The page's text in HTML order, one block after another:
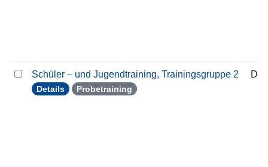
Schüler – und Jugendtraining, Trainingsgruppe 2
Details Probetraining